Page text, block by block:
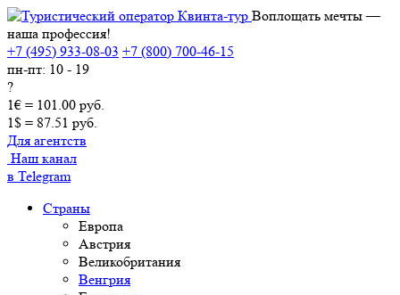
Воплощать мечты —
наша профессия!
+7 (495) 933-08-03 +7 (800) 700-46-15
пн-пт: 10 - 19
?
1€ = 101.00 руб.
1$ = 87.51 руб.
Для агентств
Наш канал
в Telegram
Страны
Европа
Австрия
Великобритания
Венгрия